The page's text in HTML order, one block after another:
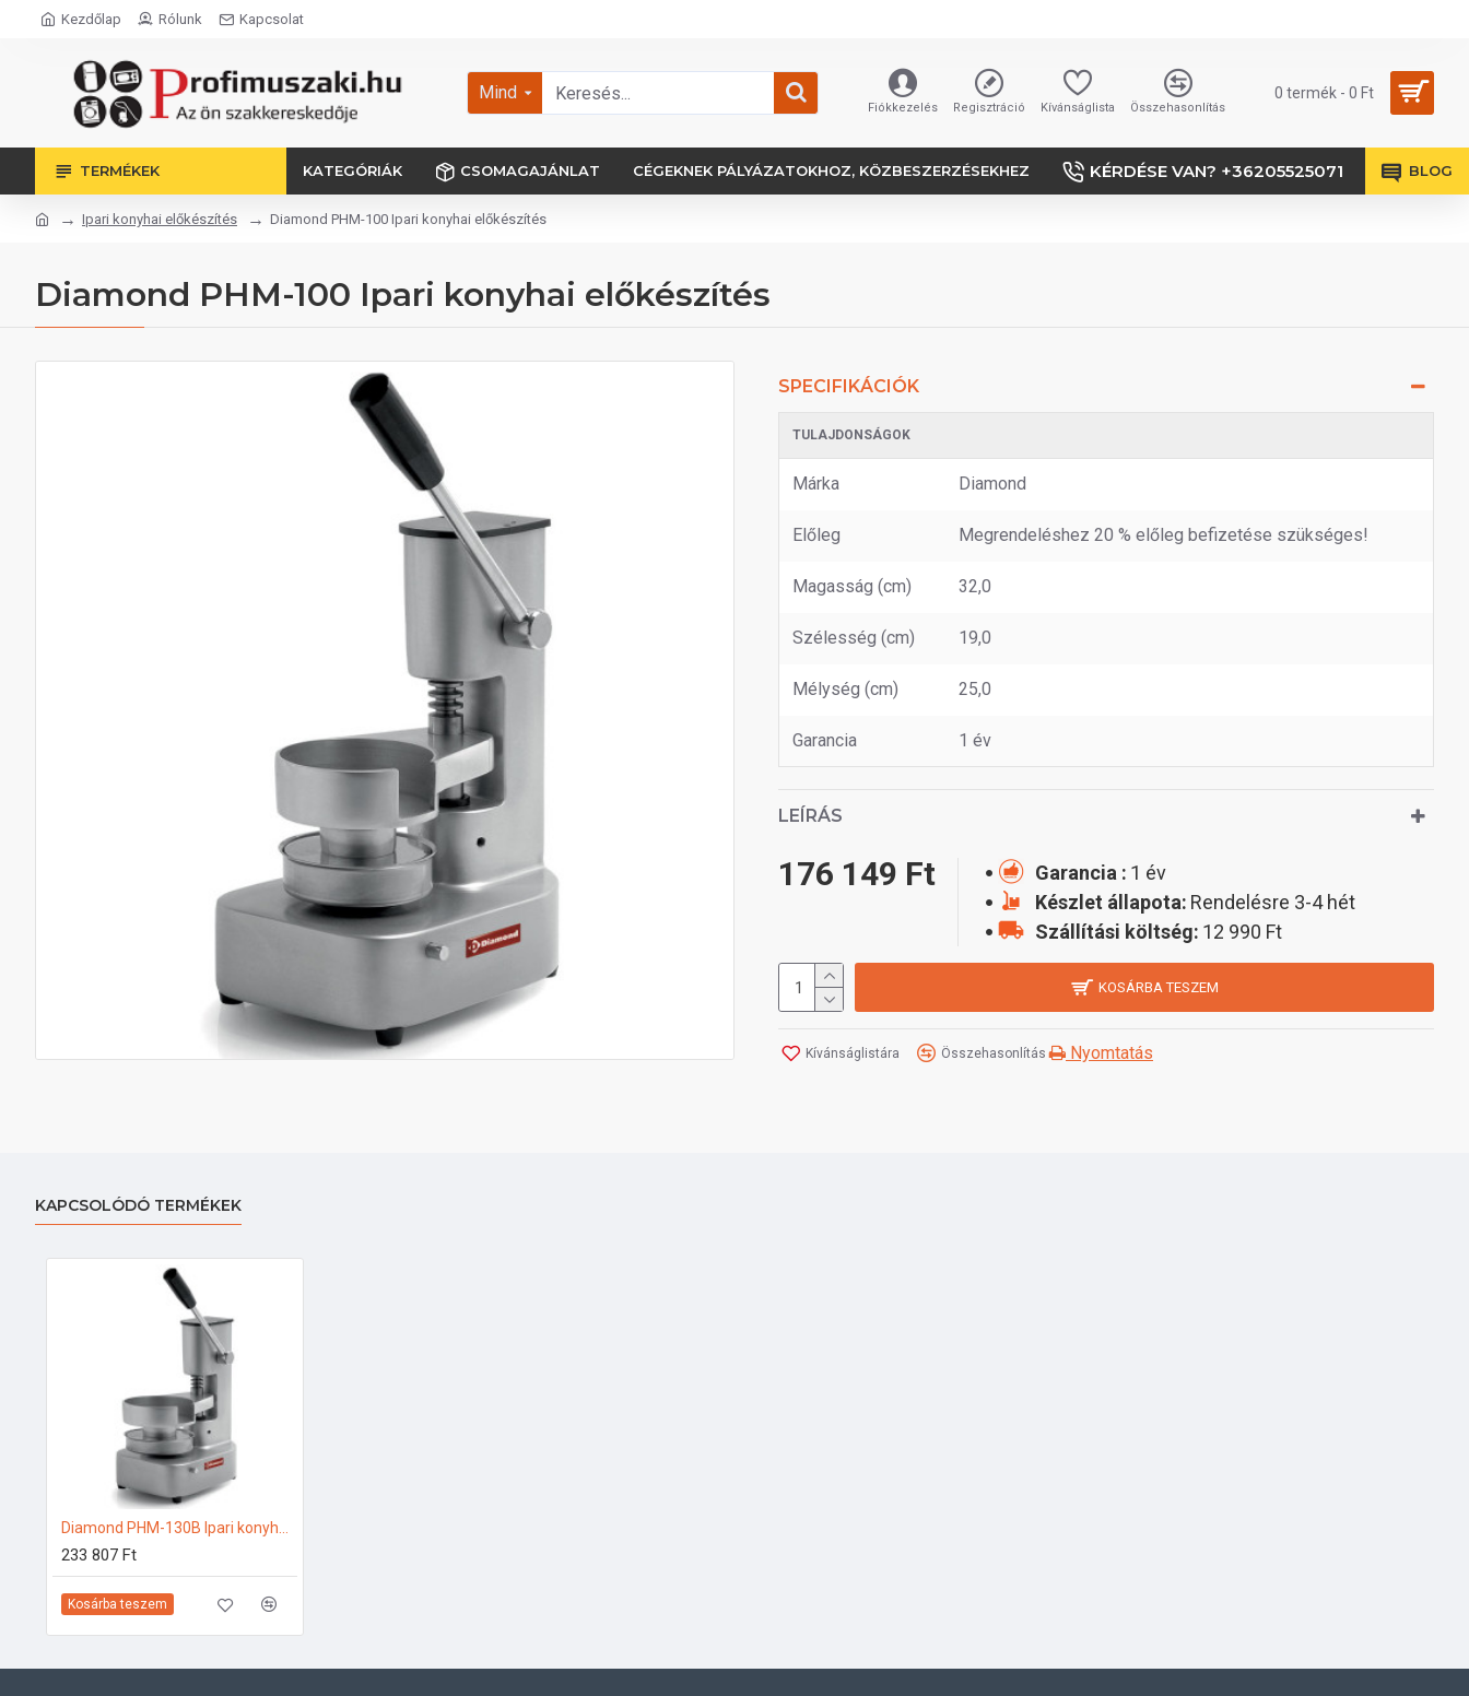
Kezdőlap Rólunk Kapcsolat
Mind
Fiókkezelés Regisztráció Kívánságlista Összehasonlítás
0 termék - 0 Ft
TERMÉKEK KATEGÓRIÁK CSOMAGAJÁNLAT CÉGEKNEK PÁLYÁZATOKHOZ, KÖZBESZERZÉSEKHEZ KÉRDÉSE VAN? +36205525071 BLOG
Ipari konyhai előkészítés Diamond PHM-100 Ipari konyhai előkészítés
Diamond PHM-100 Ipari konyhai előkészítés
SPECIFIKÁCIÓK
TULAJDONSÁGOK
Márka Diamond
Előleg Megrendeléshez 20 % előleg befizetése szükséges!
Magasság (cm) 32,0
Szélesség (cm) 19,0
Mélység (cm) 25,0
Garancia 1 év
LEÍRÁS
176 149 Ft Garancia : 1 év
Készlet állapota: Rendelésre 3-4 hét
Szállítási költség: 12 990 Ft
KOSÁRBA TESZEM
Kívánságlistára Összehasonlítás Nyomtatás
KAPCSOLÓDÓ TERMÉKEK
233 807 Ft
Kosárba teszem